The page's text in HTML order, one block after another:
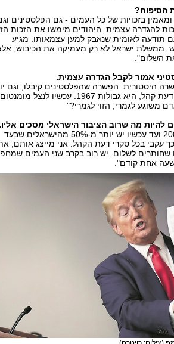
הסיפוח?
בזכויות של כל העמים - גם הפלסטינים
להגדרה עצמית. היהודים מימשו את הזכות
עם עם תודעה לאומית שנאבק למען עצמאותו. מגיע
ממשלת ישראל לא רק מעמיקה את הכיבוש,
השלום".
אמור לקבל הגדרה עצמית.
היסטורית. הפשרה שהפלסטינים קיבלו, וגם
מ-50% מהישראלים לפי סקרי דעת קהל, היא גבולות 1967. עכשיו לנצל מומנטום
משוגע לגמרי, הזוי לגמרי?"
"לפי סקרי דעת קהל, משנת 2000 ועד עכשיו יש יותר מ-50% מהישראלים שבעד
קווי 67'. זה כל כך עקבי בכל סקרי דעת הקהל. אני מייצג אותם,
שחותרים לשלום. יש רוב בקרב שני העמים
אחת קודם".